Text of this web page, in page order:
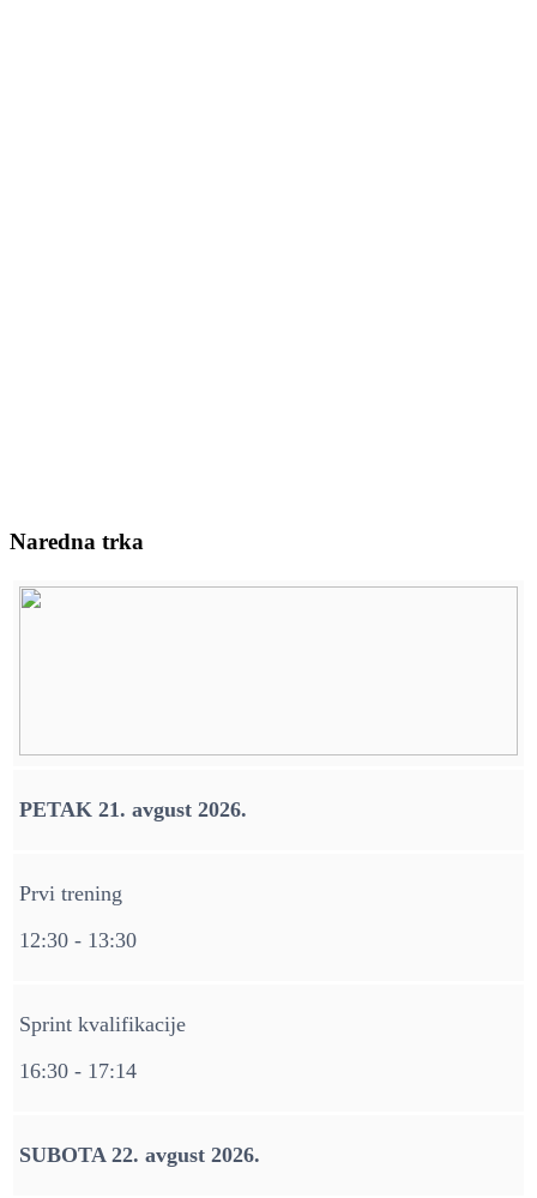
Naredna trka
PETAK 21. avgust 2026.
Prvi trening
12:30 - 13:30
Sprint kvalifikacije
16:30 - 17:14
SUBOTA 22. avgust 2026.